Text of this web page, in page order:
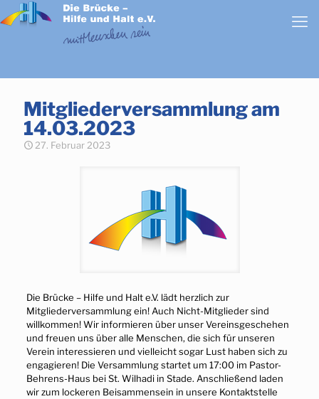
Mitgliederversammlung am
14.03.2023
27. Februar 2023
Die Brücke – Hilfe und Halt e.V. lädt herzlich zur
Mitgliederversammlung ein! Auch Nicht-Mitglieder sind
willkommen! Wir informieren über unser Vereinsgeschehen
und freuen uns über alle Menschen, die sich für unseren
Verein interessieren und vielleicht sogar Lust haben sich zu
engagieren! Die Versammlung startet um 17:00 im Pastor-
Behrens-Haus bei St. Wilhadi in Stade. Anschließend laden
wir zum lockeren Beisammensein in unsere Kontaktstelle